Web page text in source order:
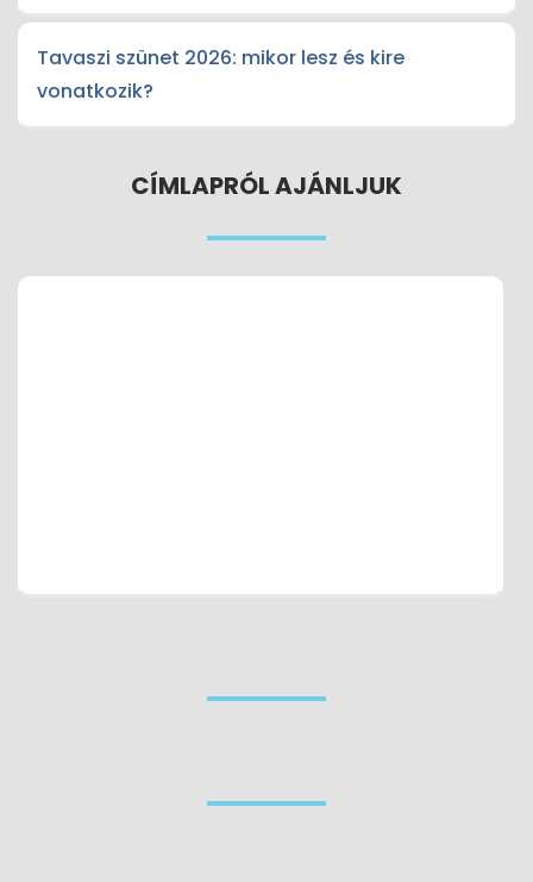
Tavaszi szünet 2026: mikor lesz és kire
vonatkozik?
CÍMLAPRÓL AJÁNLJUK